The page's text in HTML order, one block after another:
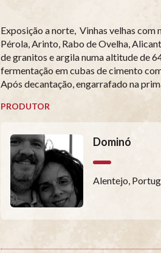
Exposição a norte, Vinhas velhas com
Pérola, Arinto, Rabo de Ovelha,
de granitos e argila numa altitude de
fermentação em cubas de cimento
Após decantação, engarrafado na
PRODUTOR
Dominó
Alentejo,